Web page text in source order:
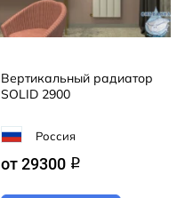
Вертикальный радиатор
SOLID 2900
Россия
от 29300 q